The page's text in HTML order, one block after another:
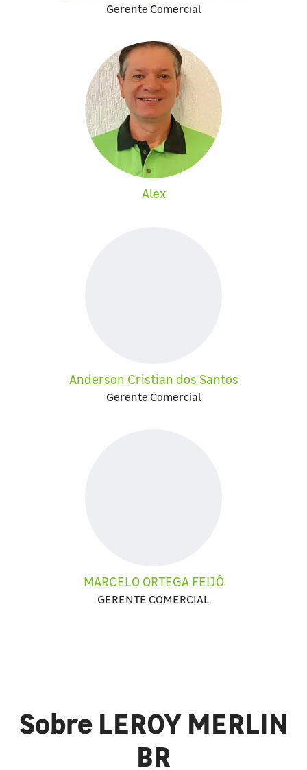
Gerente Comercial
Alex
Anderson Cristian dos Santos
Gerente Comercial
MARCELO ORTEGA FEIJÓ
GERENTE COMERCIAL
Sobre LEROY MERLIN
BR